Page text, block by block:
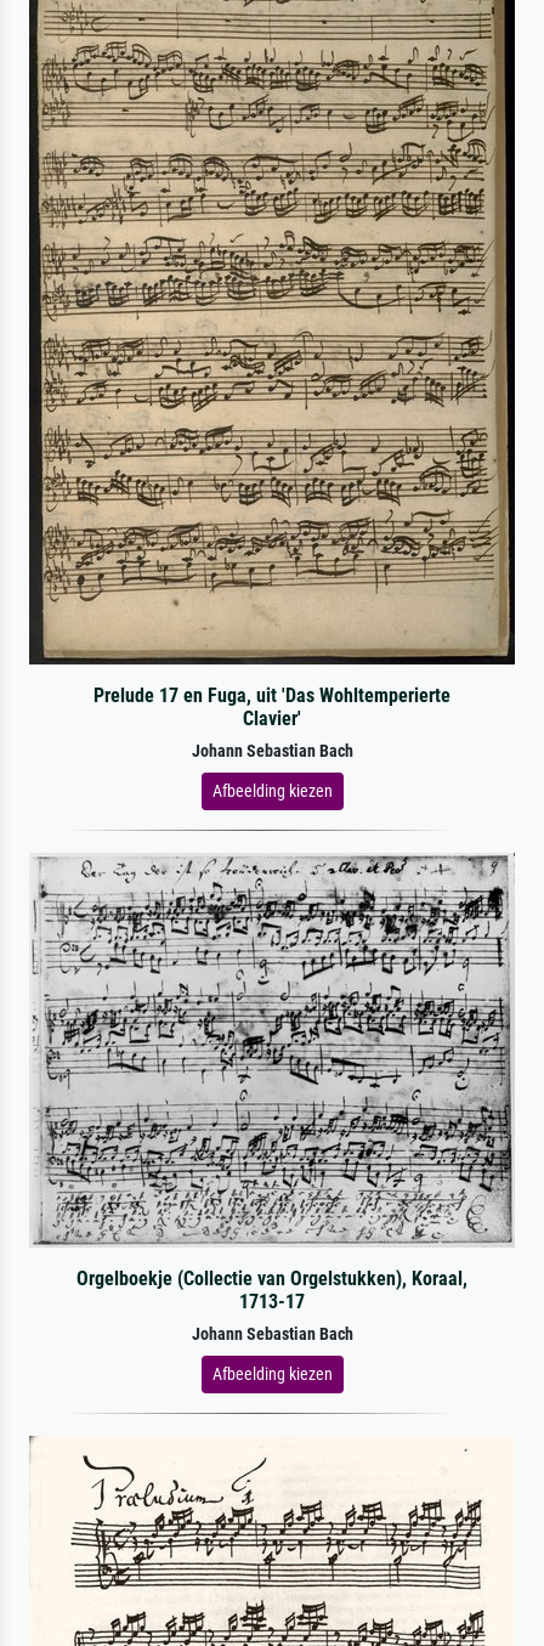
Prelude 17 en Fuga, uit 'Das Wohltemperierte
Clavier'
Johann Sebastian Bach
Afbeelding kiezen
Orgelboekje (Collectie van Orgelstukken), Koraal,
1713-17
Johann Sebastian Bach
Afbeelding kiezen